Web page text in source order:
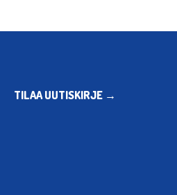
TILAA UUTISKIRJE →